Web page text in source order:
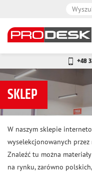
+48
SKLEP
W naszym sklepie
wyselekcjonowanych
Znaleźć tu można
na rynku, zarówno